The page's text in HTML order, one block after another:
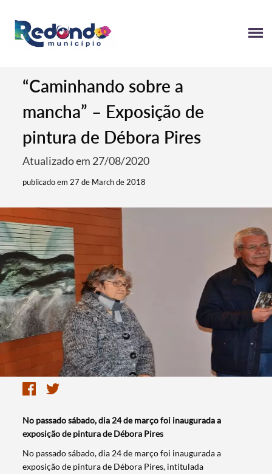
“Caminhando sobre a
mancha” – Exposição de
pintura de Débora Pires
Atualizado em 27/08/2020
publicado em 27 de March de 2018
No passado sábado, dia 24 de março foi inaugurada a
exposição de pintura de Débora Pires
​No passado sábado, dia 24 de março foi inaugurada a
exposição de pintura de Débora Pires, intitulada